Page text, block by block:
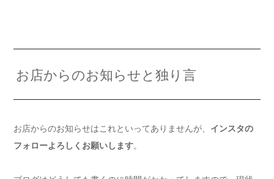
お店からのお知らせと独り言
お店からのお知らせはこれといってありませんが、 インスタの
フォローよろしくお願いします。